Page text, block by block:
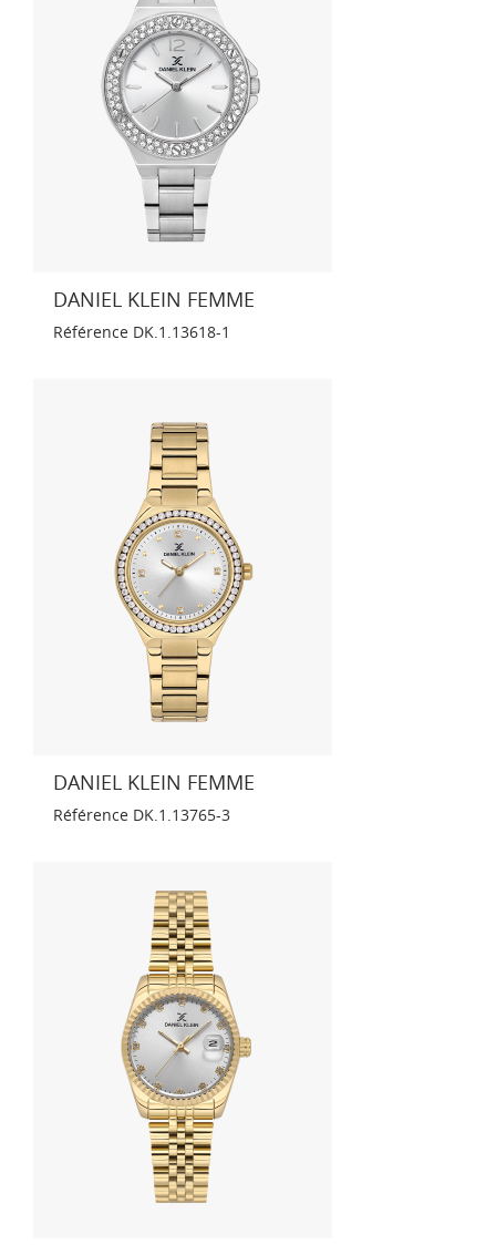
DANIEL KLEIN FEMME
Référence DK.1.13618-1
DANIEL KLEIN FEMME
Référence DK.1.13765-3